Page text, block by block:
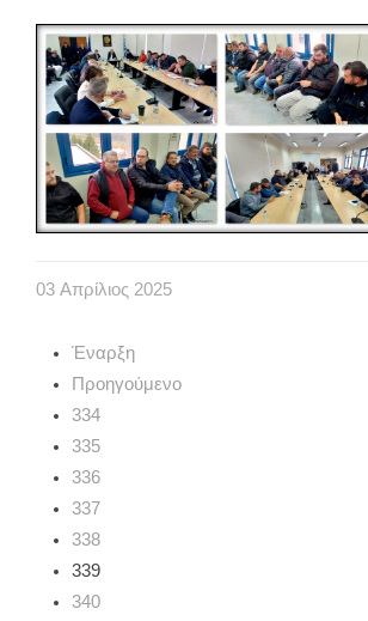
03 Απρίλιος 2025
Έναρξη
Προηγούμενο
334
335
336
337
338
339
340